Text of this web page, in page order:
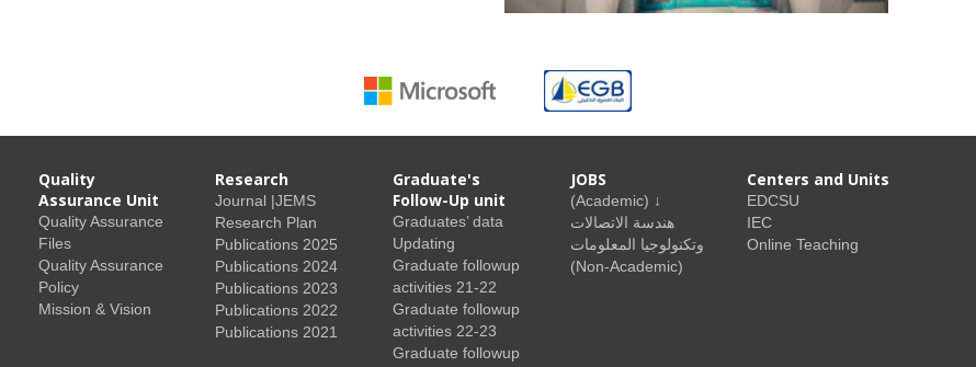
Quality
Assurance Unit
Quality Assurance
Files
Quality Assurance
Policy
Mission & Vision
Research
Journal |JEMS
Research Plan
Publications 2025
Publications 2024
Publications 2023
Publications 2022
Publications 2021
Graduate's
Follow-Up unit
Graduates’ data
Updating
Graduate followup
activities 21-22
Graduate followup
activities 22-23
Graduate followup
JOBS
(Academic) ↓
هندسة الاتصالات
وتكنولوجيا المعلومات
(Non-Academic)
Centers and Units
EDCSU
IEC
Online Teaching